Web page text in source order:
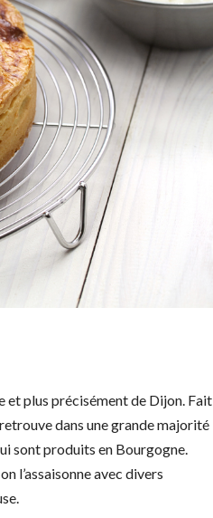
plus précisément de Dijon. Fait
dans une grande majorité
sont produits en Bourgogne.
l’assaisonne avec divers